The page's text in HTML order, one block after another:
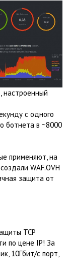
настроенный
с одного
ботнета в ~8000
применяют, на
WAF.OVH
защита от
TCP
по цене IP! За
10Гбит/с порт,